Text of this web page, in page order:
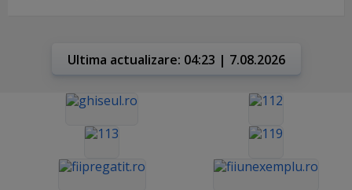
Ultima actualizare: 04:23 | 7.08.2026